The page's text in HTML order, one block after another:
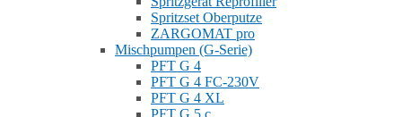
Spritzset Oberputze
ZARGOMAT pro
Mischpumpen (G-Serie)
PFT G 4
PFT G 4 FC-230V
PFT G 4 XL
PFT G 5 c